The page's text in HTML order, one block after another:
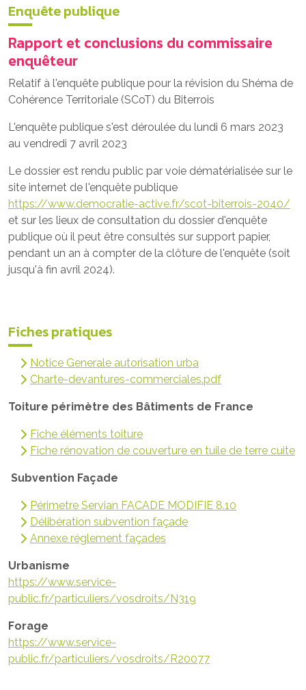
Enquête publique
Rapport et conclusions du commissaire
enquêteur
Relatif à l'enquête publique pour la révision du Shéma de
Cohérence Territoriale (SCoT) du Biterrois
L'enquête publique s'est déroulée du lundi 6 mars 2023
au vendredi 7 avril 2023
Le dossier est rendu public par voie dématérialisée sur le
site internet de l'enquête publique
https://www.democratie-active.fr/scot-biterrois-2040/
et sur les lieux de consultation du dossier d'enquête
publique où il peut être consultés sur support papier,
pendant un an à compter de la clôture de l'enquête (soit
jusqu'à fin avril 2024).
Fiches pratiques
Notice Generale autorisation urba
Charte-devantures-commerciales.pdf
Toiture périmètre des Bâtiments de France
Fiche éléments toiture
Fiche rénovation de couverture en tuile de terre cuite
Subvention Façade
Périmetre Servian FACADE MODIFIE 8.10
Délibération subvention façade
Annexe réglement façades
Urbanisme
https://www.service-
public.fr/particuliers/vosdroits/N319
Forage
https://www.service-
public.fr/particuliers/vosdroits/R20077